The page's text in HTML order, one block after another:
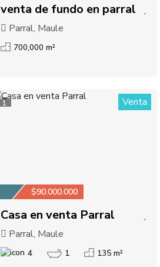
venta de fundo en parral
Parral, Maule
700,000 m²
1 Venta
$90.000.000
Casa en venta Parral
Parral, Maule
4 1 135 m²